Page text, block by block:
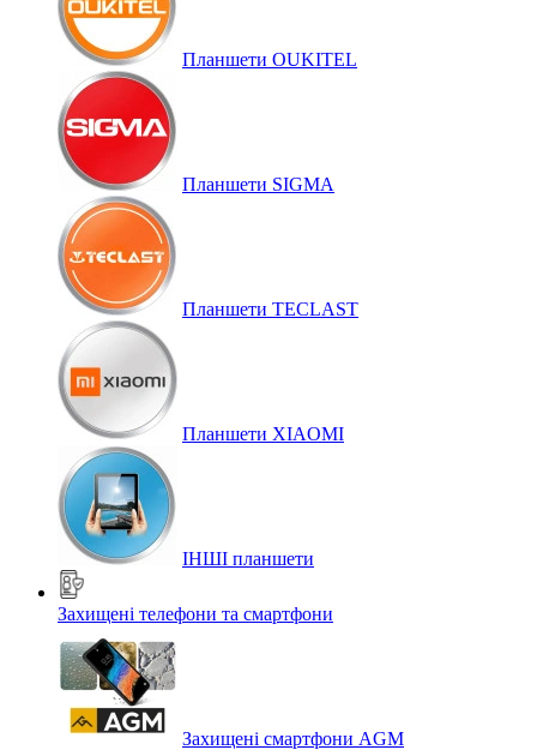
Планшети OUKITEL
Планшети SIGMA
Планшети TECLAST
Планшети XIAOMI
ІНШІ планшети
Захищені телефони та смартфони
Захищені смартфони AGM